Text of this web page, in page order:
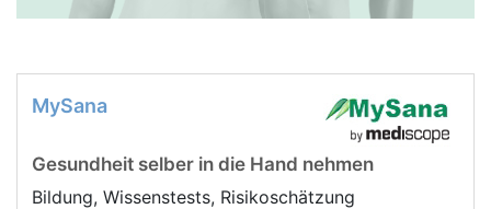
MySana
Gesundheit selber in die Hand nehmen
Bildung, Wissenstests, Risikoschätzung